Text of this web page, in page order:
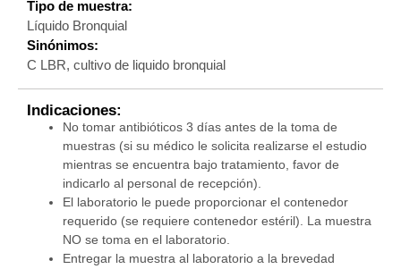
Tipo de muestra:
Líquido Bronquial
Sinónimos:
C LBR, cultivo de liquido bronquial
Indicaciones:
No tomar antibióticos 3 días antes de la toma de
muestras (si su médico le solicita realizarse el estudio
mientras se encuentra bajo tratamiento, favor de
indicarlo al personal de recepción).
El laboratorio le puede proporcionar el contenedor
requerido (se requiere contenedor estéril). La muestra
NO se toma en el laboratorio.
Entregar la muestra al laboratorio a la brevedad